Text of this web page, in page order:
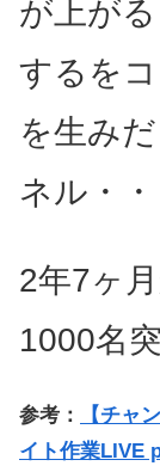
が上が
するを
を生み
ネル・・
2年7ヶ
1000名
参考：
【チャ
イト作業LIVE